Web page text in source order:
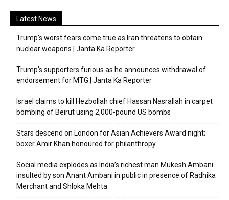
Latest News
Trump’s worst fears come true as Iran threatens to obtain
nuclear weapons | Janta Ka Reporter
Trump’s supporters furious as he announces withdrawal of
endorsement for MTG | Janta Ka Reporter
Israel claims to kill Hezbollah chief Hassan Nasrallah in carpet
bombing of Beirut using 2,000-pound US bombs
Stars descend on London for Asian Achievers Award night;
boxer Amir Khan honoured for philanthropy
Social media explodes as India’s richest man Mukesh Ambani
insulted by son Anant Ambani in public in presence of Radhika
Merchant and Shloka Mehta